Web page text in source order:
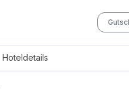
Hoteldetails